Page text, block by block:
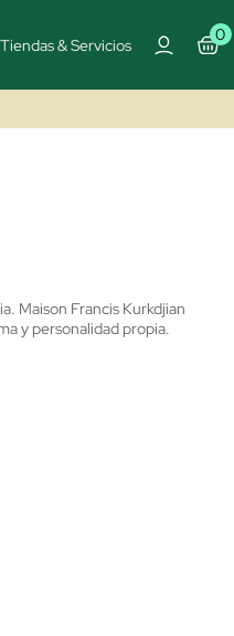
Tiendas & Servicios
0
Maison Francis Kurkdjian
y personalidad propia.